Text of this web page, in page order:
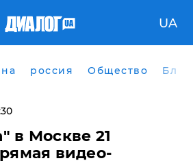
UA
россия Общество
в Москве 21
видео-